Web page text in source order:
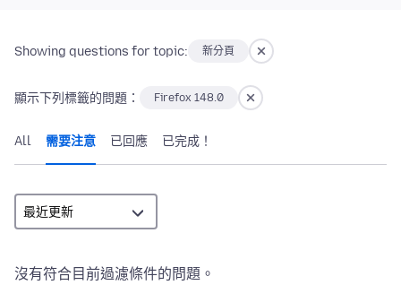
Showing questions for topic: 新分頁
顯示下列標籤的問題： Firefox 148.0
All 需要注意 已回應 已完成！
沒有符合目前過濾條件的問題。